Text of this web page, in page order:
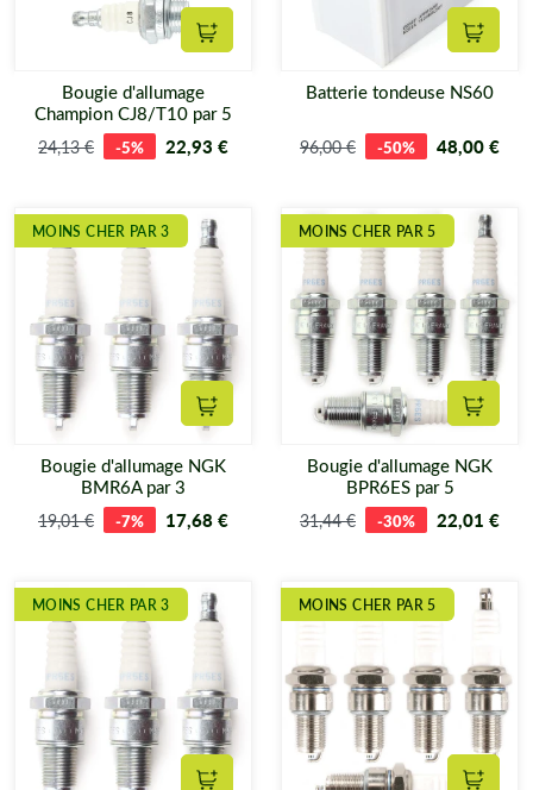
Ajouter au panier
Bougie d'allumage
Champion CJ8/T10 par 5
24,13 € -5% 22,93 €
Batterie tondeuse NS60
96,00 € -50% 48,00 €
MOINS CHER PAR 3
Ajouter au panier
Bougie d'allumage NGK
BMR6A par 3
19,01 € -7% 17,68 €
MOINS CHER PAR 5
Bougie d'allumage NGK
BPR6ES par 5
31,44 € -30% 22,01 €
MOINS CHER PAR 3 MOINS CHER PAR 5